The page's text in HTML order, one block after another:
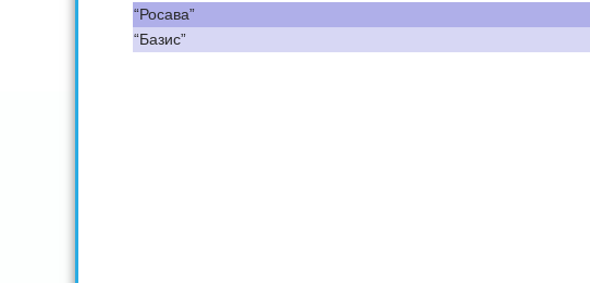
“Росава”
“Базис”